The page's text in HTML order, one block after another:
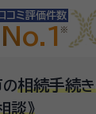
コミ評価件数
No.1
の相続手続き
談》